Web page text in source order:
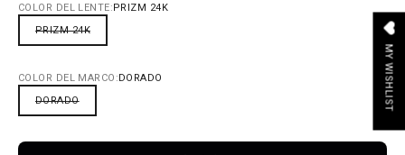
COLOR DEL LENTE:PRIZM 24K
PRIZM 24K
COLOR DEL MARCO:DORADO
DORADO
MY WISHLIST